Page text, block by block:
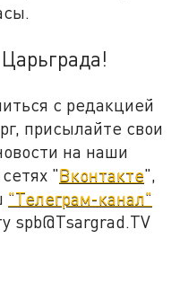
с редакцией
присылайте свои
на наши
"Вконтакте",
"Телеграм-канал"
spb@Tsargrad.TV